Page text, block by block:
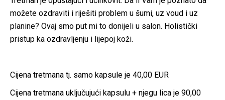
možete ozdraviti i riješiti problem u šumi, uz voud i uz
planine? Ovaj smo put mi to donijeli u salon. Holistički
pristup ka ozdravljenju i lijepoj koži.
Cijena tretmana tj. samo kapsule je 40,00 EUR
Cijena tretmana uključujući kapsulu + njegu lica je 90,00